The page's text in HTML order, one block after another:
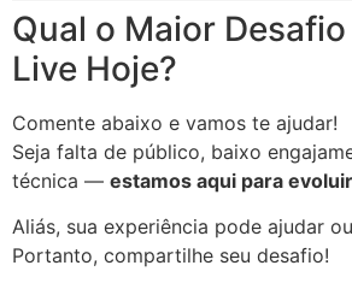
Qual o Maior
Live Hoje?
Comente abaixo e vamos te ajudar!
Seja falta de público, baixo
técnica — estamos aqui para
Aliás, sua experiência pode ajudar
Portanto, compartilhe seu desafio!